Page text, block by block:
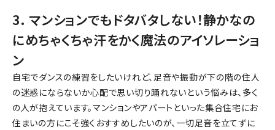
3. マンションでもドタバタしない！静かなの
にめちゃくちゃ汗をかく魔法のアイソレーショ
ン
自宅でダンスの練習をしたいけれど、足音や振動が下の階の住人
の迷惑にならないか心配で思い切り踊れないという悩みは、多く
の人が抱えています。マンションやアパートといった集合住宅にお
住まいの方にこそ強くおすすめしたいのが、一切足音を立てずに